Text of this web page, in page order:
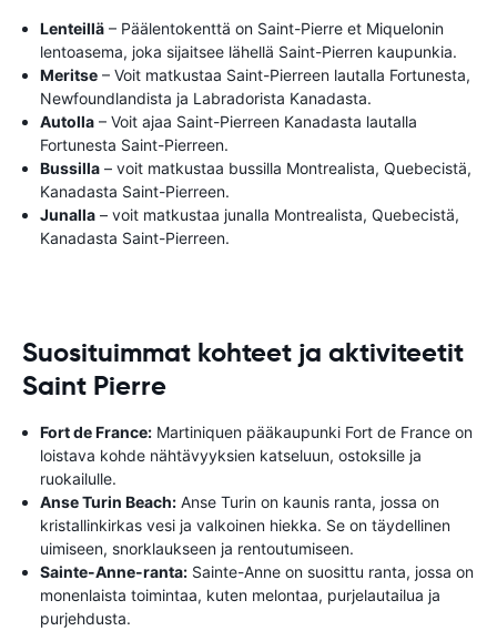
Lenteillä – Päälentokenttä on Saint-Pierre et Miquelonin
lentoasema, joka sijaitsee lähellä Saint-Pierren kaupunkia.
Meritse – Voit matkustaa Saint-Pierreen lautalla Fortunesta,
Newfoundlandista ja Labradorista Kanadasta.
Autolla – Voit ajaa Saint-Pierreen Kanadasta lautalla
Fortunesta Saint-Pierreen.
Bussilla – voit matkustaa bussilla Montrealista, Quebecistä,
Kanadasta Saint-Pierreen.
Junalla – voit matkustaa junalla Montrealista, Quebecistä,
Kanadasta Saint-Pierreen.
Suosituimmat kohteet ja aktiviteetit
Saint Pierre
Fort de France: Martiniquen pääkaupunki Fort de France on
loistava kohde nähtävyyksien katseluun, ostoksille ja
ruokailulle.
Anse Turin Beach: Anse Turin on kaunis ranta, jossa on
kristallinkirkas vesi ja valkoinen hiekka. Se on täydellinen
uimiseen, snorklaukseen ja rentoutumiseen.
Sainte-Anne-ranta: Sainte-Anne on suosittu ranta, jossa on
monenlaista toimintaa, kuten melontaa, purjelautailua ja
purjehdusta.